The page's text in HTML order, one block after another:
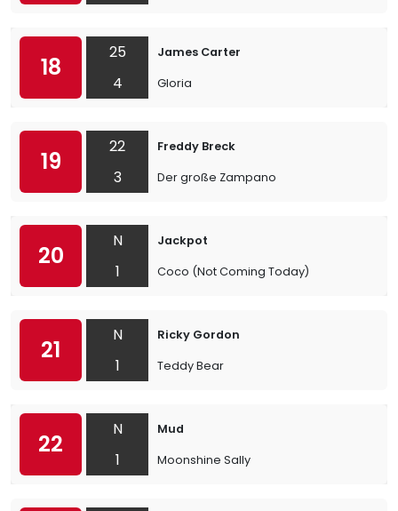
18
25
4
James Carter
Gloria
19
22
3
Freddy Breck
Der große Zampano
20
N
1
Jackpot
Coco (Not Coming Today)
21
N
1
Ricky Gordon
Teddy Bear
22
N
1
Mud
Moonshine Sally